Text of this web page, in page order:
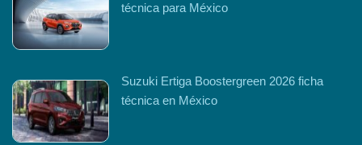
técnica para México
Suzuki Ertiga Boostergreen 2026 ficha
técnica en México